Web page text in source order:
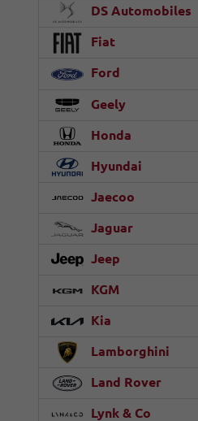
DS Automobiles
Fiat
Ford
Geely
Honda
Hyundai
Jaecoo
Jaguar
Jeep
KGM
Kia
Lamborghini
Land Rover
Lynk & Co